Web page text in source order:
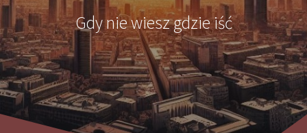
Gdy nie wiesz gdzie iść